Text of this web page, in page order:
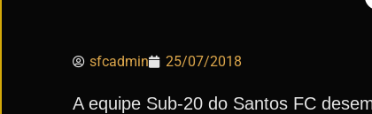
sfcadmin 25/07/2018
A equipe Sub-20 do Santos FC